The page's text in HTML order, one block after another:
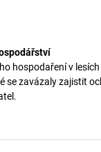
hospodaření v
se zavázaly zajistit